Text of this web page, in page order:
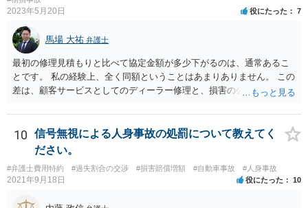
あるなら、こちらに勝ち目が（ネットでお書きいただいた事情を読む
2023年5月20日 役にたった 7
馬場 大祐 弁護士
最初の修理見積もりと比べて協定金額が多少下がるのは、通常あるこ
とです。 私の経験上、全く同額ということはあまりありません。 この
差は、顧客サービスとしてのディーラー修理と、損害の公平な分担と
す。 ですので、もらえる賠償額は協定額が基準になってしまいます。
なお、協定（減額）に応じたのは修理工場の方ですので、修理見積も
りと比較して工賃など下げているところがあれば、返金を交渉してみ
てもよいかもしれませんね。 ただ、法的な権利に基づいて当然に減額
を請求できるものではないので、確実に減額できるとは言い切れない
点にご留意ください。 実際にかかった費用を聞く保険会社の質問の趣
旨は、文脈が分かりませんので、ちょっと分かりかねてしまいます。
10
信号無視による人身事故の処罰について教えてく
ださい。
#弁護士費用特約 #過失割合の交渉 #損害賠償増額 #自動車事故 #人身事故
2021年9月18日 役にたった 10